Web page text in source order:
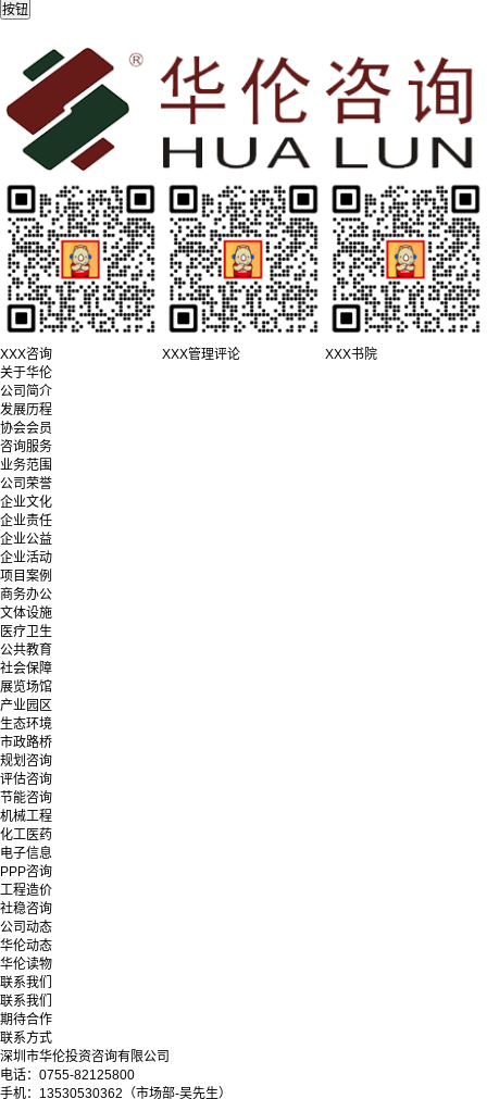
XXX咨询 XXX管理评论
XXX书院
关于华伦
公司简介
发展历程
协会会员
咨询服务
业务范围
公司荣誉
企业文化
企业责任
企业公益
企业活动
项目案例
商务办公
文体设施
医疗卫生
公共教育
社会保障
展览场馆
产业园区
生态环境
市政路桥
规划咨询
评估咨询
节能咨询
机械工程
化工医药
电子信息
PPP咨询
工程造价
社稳咨询
公司动态
华伦动态
华伦读物
联系我们
联系我们
期待合作
联系方式
深圳市华伦投资咨询有限公司
电话：0755-82125800
手机：13530530362（市场部-吴先生）